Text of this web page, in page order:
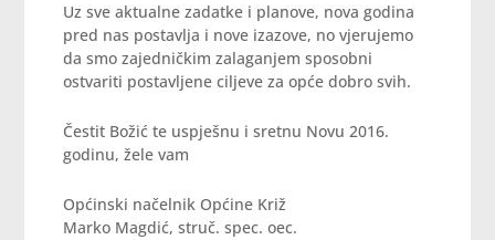
Uz sve aktualne zadatke i planove, nova godina
pred nas postavlja i nove izazove, no vjerujemo
da smo zajedničkim zalaganjem sposobni
ostvariti postavljene ciljeve za opće dobro svih.
Čestit Božić te uspješnu i sretnu Novu 2016.
godinu, žele vam
Općinski načelnik Općine Križ
Marko Magdić, struč. spec. oec.